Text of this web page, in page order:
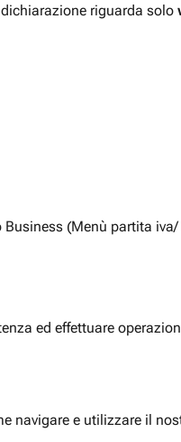
riguarda solo
(Menù partita
ed effettuare
navigare e utilizzare il